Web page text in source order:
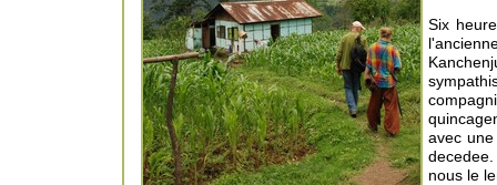
Six
avec
nous le